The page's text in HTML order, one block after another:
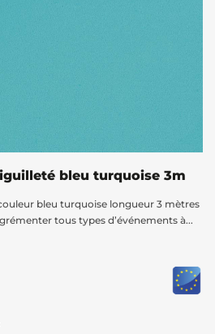
bleu turquoise 3m
bleu turquoise longueur 3 mètres
tous types d’événements à...